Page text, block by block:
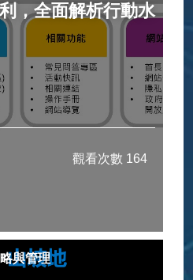
，全面解析行動水
觀看次數 164
與管理